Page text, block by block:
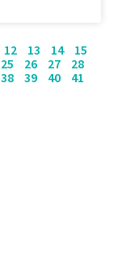
12 13 14
15
25 26 27
28
38 39 40
41